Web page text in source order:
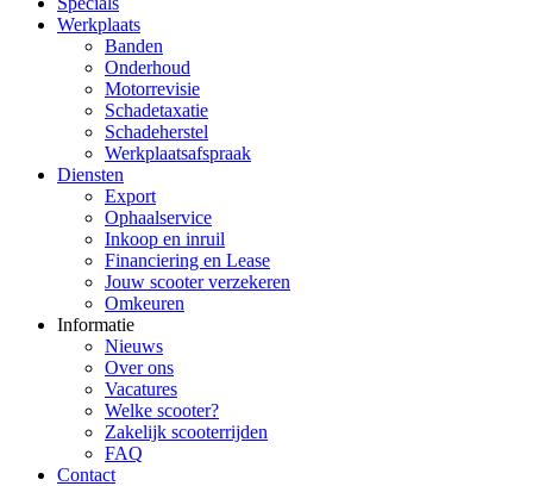
Werkplaats
Banden
Onderhoud
Motorrevisie
Schadetaxatie
Schadeherstel
Werkplaatsafspraak
Diensten
Export
Ophaalservice
Inkoop en inruil
Financiering en Lease
Jouw scooter verzekeren
Omkeuren
Informatie
Nieuws
Over ons
Vacatures
Welke scooter?
Zakelijk scooterrijden
FAQ
Contact